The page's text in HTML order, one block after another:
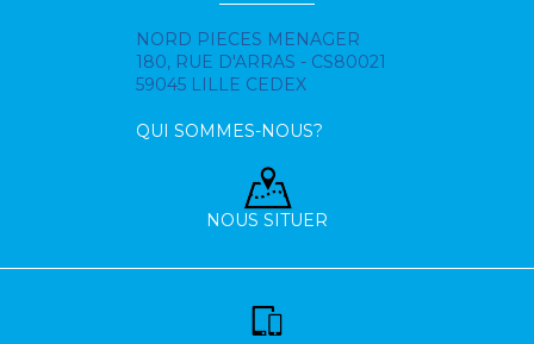
NORD PIECES MENAGER
180, RUE D'ARRAS - CS80021
59045 LILLE CEDEX
QUI SOMMES-NOUS?
NOUS SITUER